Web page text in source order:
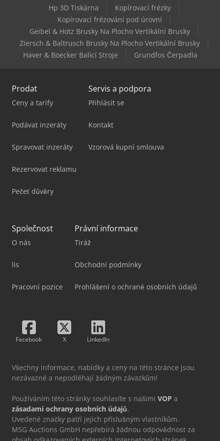
Lvd Ppeb 400/61
Weiler Commodor 180 Gsd
Hp 3D Tiskárna
Kopírovací frézky
Kopírovací frézování pod úrovní
Geibel & Hotz Brusky Na Plocho Vertikální Brusky
Ziersch & Baltrusch Brusky Na Plocho Vertikální Brusky
Haver & Boecker Balicí Stroje
Grundfos Čerpadla
Prodat
Ceny a tarify
Podávat inzeráty
Spravovat inzeráty
Rezervovat reklamu
Pečeť důvěry
Servis a podpora
Přihlásit se
Kontakt
Vzorová kupní smlouva
Společnost
O nás
lis
Pracovní pozice
Právní informace
Tiráž
Obchodní podmínky
Prohlášení o ochraně osobních údajů
Facebook X LinkedIn
Všechny informace, nabídky a ceny na této stránce jsou
nezávazné a nepodléhají žádným závazkům!
Používáním této stránky souhlasíte s našimi VOP a
zásadami ochrany osobních údajů.
Uvedené značky patří jejich příslušným vlastníkům.
MSG Auctions GmbH nepřebírá žádnou odpovědnost za